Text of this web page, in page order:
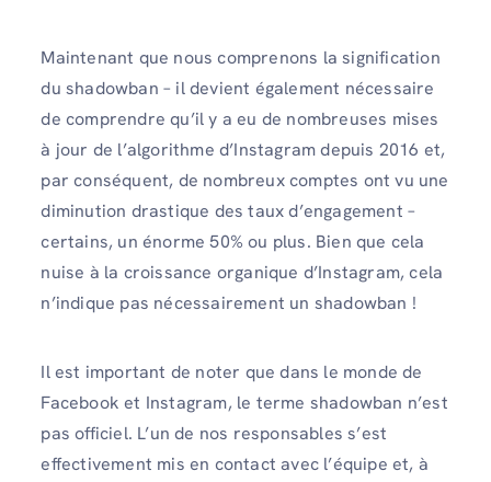
Maintenant que nous comprenons la signification
du shadowban – il devient également nécessaire
de comprendre qu’il y a eu de nombreuses mises
à jour de l’algorithme d’Instagram depuis 2016 et,
par conséquent, de nombreux comptes ont vu une
diminution drastique des taux d’engagement –
certains, un énorme 50% ou plus. Bien que cela
nuise à la croissance organique d’Instagram, cela
n’indique pas nécessairement un shadowban !
Il est important de noter que dans le monde de
Facebook et Instagram, le terme shadowban n’est
pas officiel. L’un de nos responsables s’est
effectivement mis en contact avec l’équipe et, à